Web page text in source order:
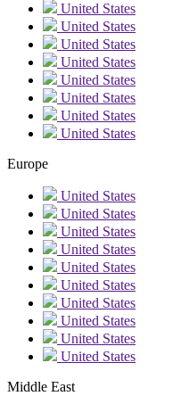
United States
United States
United States
United States
United States
United States
United States
United States
Europe
United States
United States
United States
United States
United States
United States
United States
United States
United States
United States
Middle East